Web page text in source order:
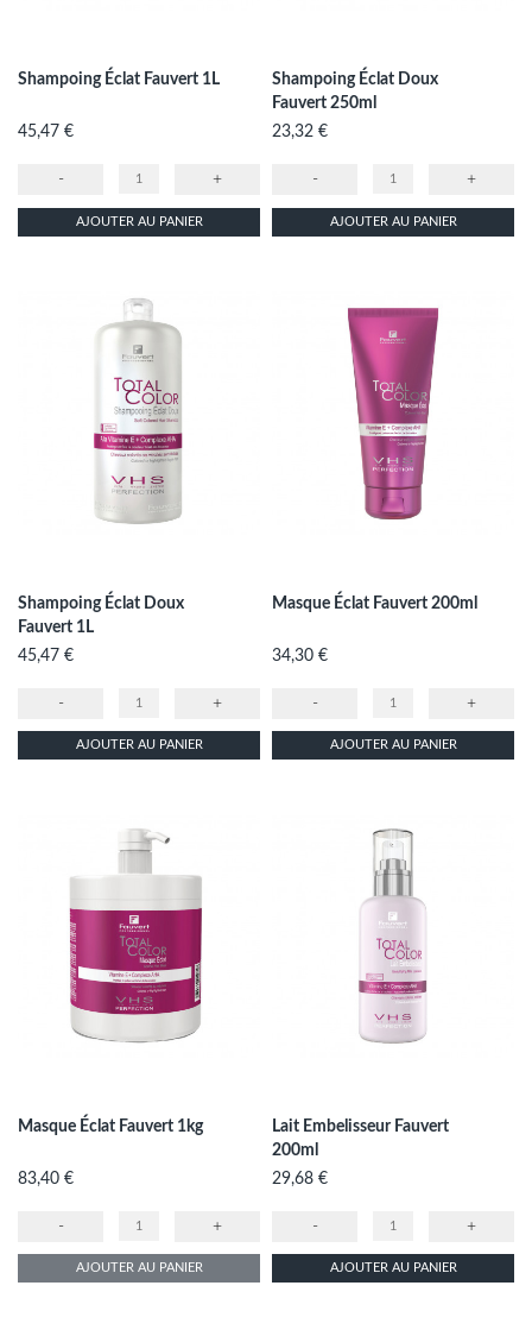
Shampoing Éclat Fauvert 1L
Prix
45,47 €
- +
AJOUTER AU PANIER
Shampoing Éclat Doux
Fauvert 250ml
Prix
23,32 €
- +
AJOUTER AU PANIER
Shampoing Éclat Doux
Fauvert 1L
Prix
45,47 €
- +
AJOUTER AU PANIER
Masque Éclat Fauvert 200ml
Prix
34,30 €
- +
AJOUTER AU PANIER
Masque Éclat Fauvert 1kg
Prix
83,40 €
- +
AJOUTER AU PANIER
Lait Embelisseur Fauvert
200ml
Prix
29,68 €
- +
AJOUTER AU PANIER